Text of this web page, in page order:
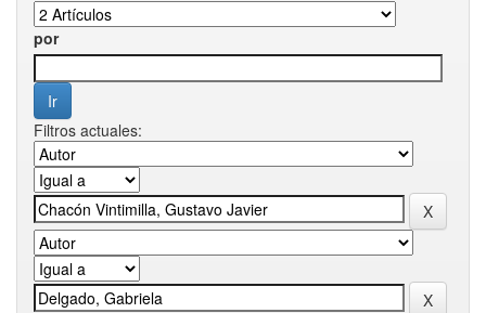
por
Filtros actuales: